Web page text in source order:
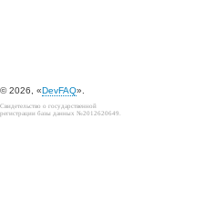
© 2026, «DevFAQ».
Свидетельство о государственной
регистрации базы данных №2012620649.